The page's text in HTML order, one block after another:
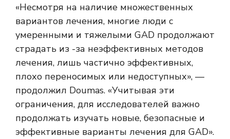
«Несмотря на наличие множественных
вариантов лечения, многие люди с
умеренными и тяжелыми GAD продолжают
страдать из -за неэффективных методов
лечения, лишь частично эффективных,
плохо переносимых или недоступных», —
продолжил Doumas. «Учитывая эти
ограничения, для исследователей важно
продолжать изучать новые, безопасные и
эффективные варианты лечения для GAD».